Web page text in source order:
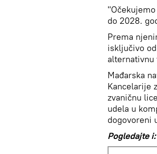
do 2028.
Prema
isključivo
alternativnu
Mađarska
Kancelarije
zvaničnu
udela u
dogovoreni
Pogledajte i: